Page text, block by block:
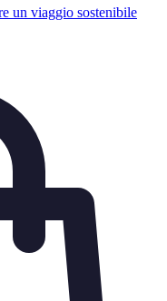
un viaggio sostenibile